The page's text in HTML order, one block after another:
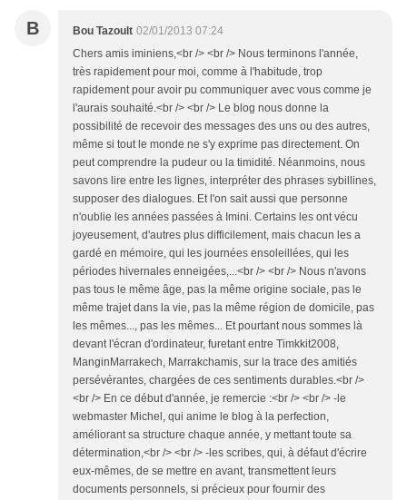
B Bou Tazoult 02/01/2013 07:24
Chers amis iminiens,<br /> <br /> Nous terminons l'année,
très rapidement pour moi, comme à l'habitude, trop
rapidement pour avoir pu communiquer avec vous comme je
l'aurais souhaité.<br /> <br /> Le blog nous donne la
possibilité de recevoir des messages des uns ou des autres,
même si tout le monde ne s'y exprime pas directement. On
peut comprendre la pudeur ou la timidité. Néanmoins, nous
savons lire entre les lignes, interpréter des phrases sybillines,
supposer des dialogues. Et l'on sait aussi que personne
n'oublie les années passées à Imini. Certains les ont vécu
joyeusement, d'autres plus difficilement, mais chacun les a
gardé en mémoire, qui les journées ensoleillées, qui les
périodes hivernales enneigées,...<br /> <br /> Nous n'avons
pas tous le même âge, pas la même origine sociale, pas le
même trajet dans la vie, pas la même région de domicile, pas
les mêmes..., pas les mêmes... Et pourtant nous sommes là
devant l'écran d'ordinateur, furetant entre Timkkit2008,
ManginMarrakech, Marrakchamis, sur la trace des amitiés
persévérantes, chargées de ces sentiments durables.<br />
<br /> En ce début d'année, je remercie :<br /> <br /> -le
webmaster Michel, qui anime le blog à la perfection,
améliorant sa structure chaque année, y mettant toute sa
détermination,<br /> <br /> -les scribes, qui, à défaut d'écrire
eux-mêmes, de se mettre en avant, transmettent leurs
documents personnels, si précieux pour fournir des